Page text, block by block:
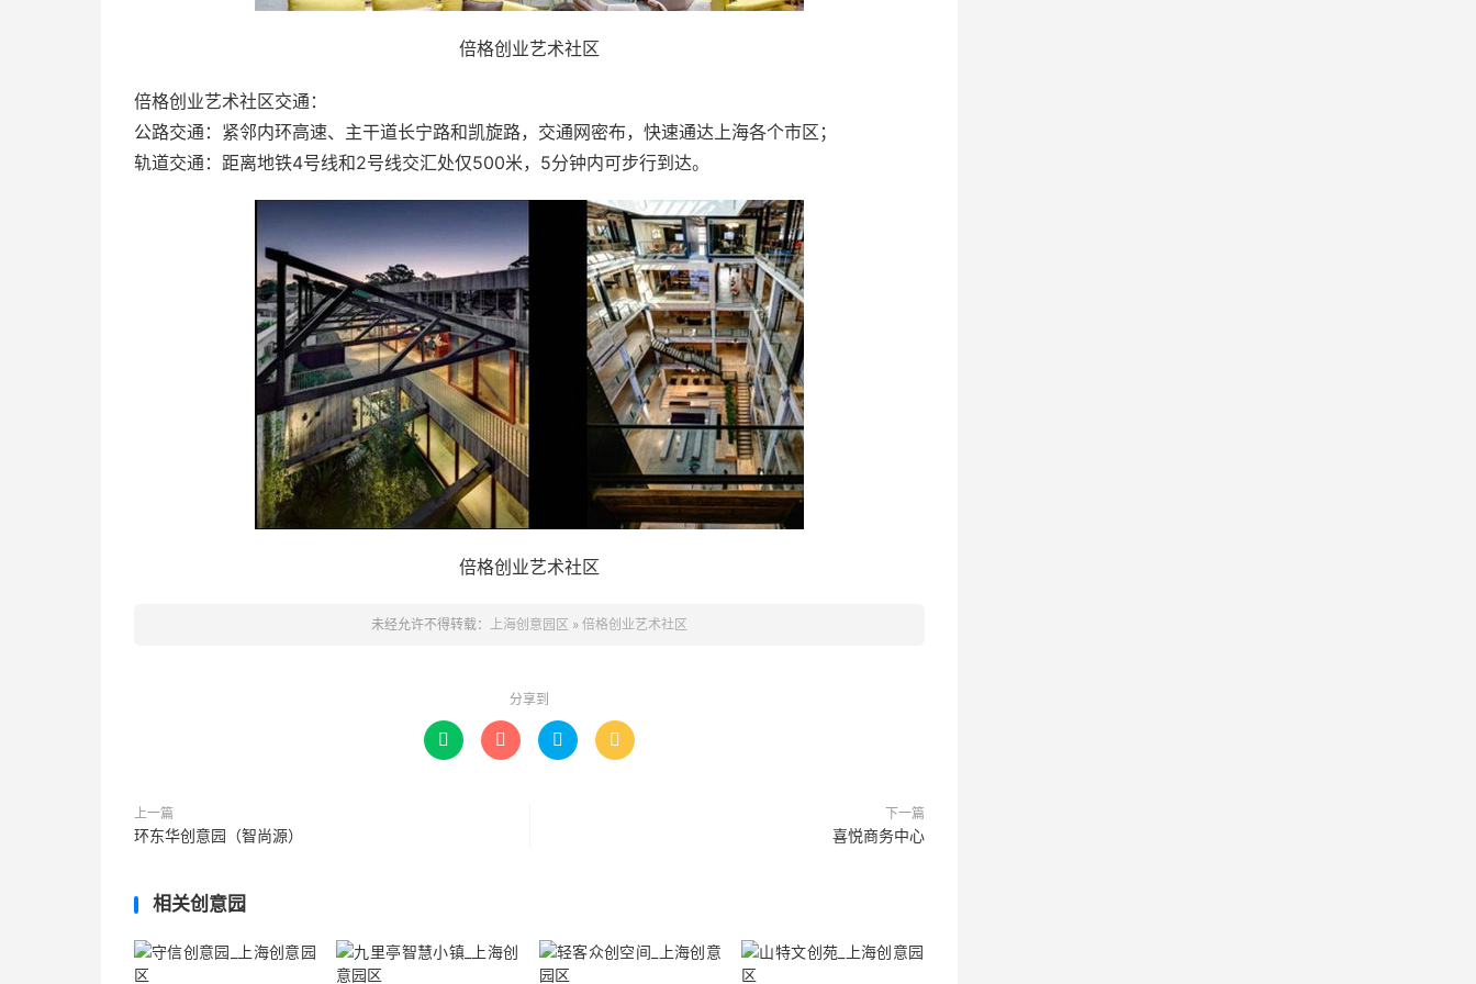
倍格创业艺术社区
倍格创业艺术社区交通：
公路交通：紧邻内环高速、主干道长宁路和凯旋路，交通网密布，快速通达上海各个市区；
轨道交通：距离地铁4号线和2号线交汇处仅500米，5分钟内可步行到达。
倍格创业艺术社区
未经允许不得转载： 上海创意园区 » 倍格创业艺术社区
分享到
   
上一篇
环东华创意园（智尚源）
下一篇
喜悦商务中心
相关创意园